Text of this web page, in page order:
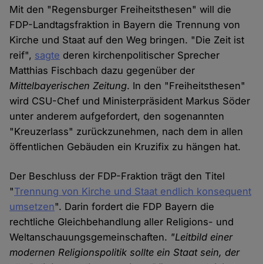
Mit den "Regensburger Freiheitsthesen" will die
FDP-Landtagsfraktion in Bayern die Trennung von
Kirche und Staat auf den Weg bringen. "Die Zeit ist
reif", sagte deren kirchenpolitischer Sprecher
Matthias Fischbach dazu gegenüber der
Mittelbayerischen Zeitung. In den "Freiheitsthesen"
wird CSU-Chef und Ministerpräsident Markus Söder
unter anderem aufgefordert, den sogenannten
"Kreuzerlass" zurückzunehmen, nach dem in allen
öffentlichen Gebäuden ein Kruzifix zu hängen hat.
Der Beschluss der FDP-Fraktion trägt den Titel
"Trennung von Kirche und Staat endlich konsequent
umsetzen". Darin fordert die FDP Bayern die
rechtliche Gleichbehandlung aller Religions- und
Weltanschauungsgemeinschaften. "Leitbild einer
modernen Religionspolitik sollte ein Staat sein, der